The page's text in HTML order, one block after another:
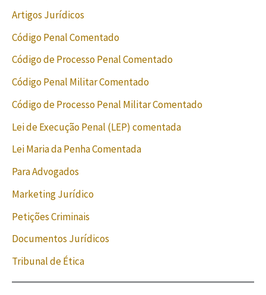
Artigos Jurídicos
Código Penal Comentado
Código de Processo Penal Comentado
Código Penal Militar Comentado
Código de Processo Penal Militar Comentado
Lei de Execução Penal (LEP) comentada
Lei Maria da Penha Comentada
Para Advogados
Marketing Jurídico
Petições Criminais
Documentos Jurídicos
Tribunal de Ética